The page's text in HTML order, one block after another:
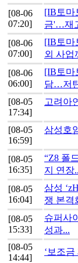
[08-06
07:20]
[IB토마
금'…재
[08-06
07:00]
[IB토마
외 사
[08-06
06:00]
[IB토마
담…저
[08-05
17:34]
고려아
[08-05
16:59]
삼성호
[08-05
16:35]
“Z8 폴
지 연장
[08-05
16:04]
삼성
쟁 본격
[08-05
15:33]
슈퍼사
성과...
[08-05
14:44]
‘보조